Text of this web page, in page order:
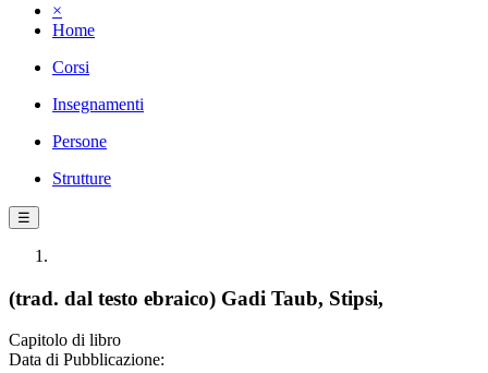
×
Home
Corsi
Insegnamenti
Persone
Strutture
☰
(trad. dal testo ebraico) Gadi Taub, Stipsi,
Capitolo di libro
Data di Pubblicazione: